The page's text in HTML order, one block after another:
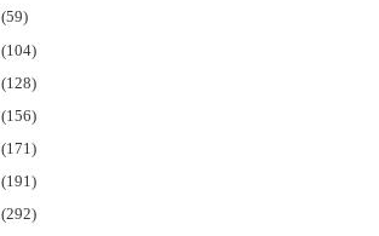
(59)
(104)
(128)
(156)
(171)
(191)
(292)